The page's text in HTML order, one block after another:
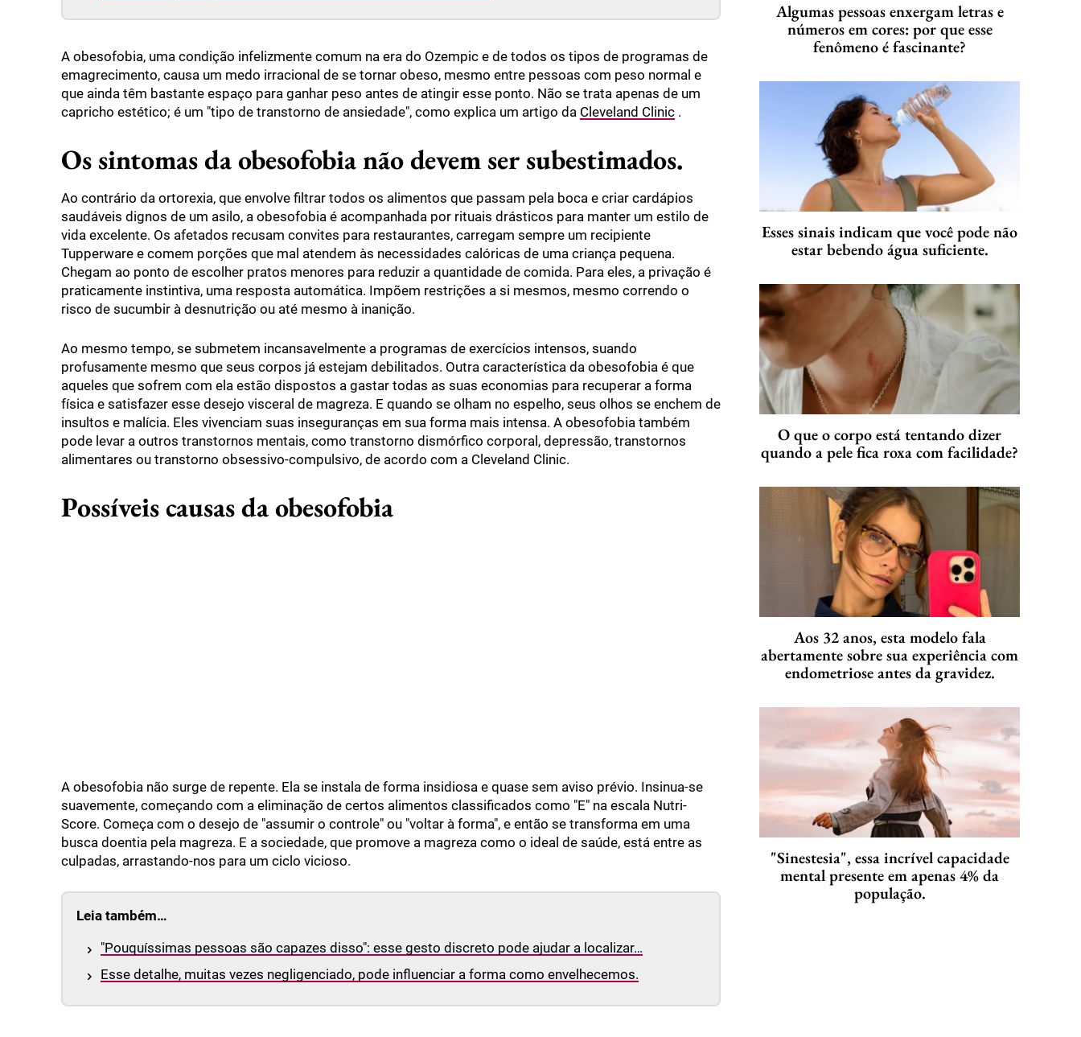
A obesofobia, uma condição infelizmente comum na era do Ozempic e de todos os tipos de programas de
emagrecimento, causa um medo irracional de se tornar obeso, mesmo entre pessoas com peso normal e
que ainda têm bastante espaço para ganhar peso antes de atingir esse ponto. Não se trata apenas de um
capricho estético; é um "tipo de transtorno de ansiedade", como explica um artigo da Cleveland Clinic .
Os sintomas da obesofobia não devem ser subestimados.
Ao contrário da ortorexia, que envolve filtrar todos os alimentos que passam pela boca e criar cardápios
saudáveis dignos de um asilo, a obesofobia é acompanhada por rituais drásticos para manter um estilo de
vida excelente. Os afetados recusam convites para restaurantes, carregam sempre um recipiente
Tupperware e comem porções que mal atendem às necessidades calóricas de uma criança pequena.
Chegam ao ponto de escolher pratos menores para reduzir a quantidade de comida. Para eles, a privação é
praticamente instintiva, uma resposta automática. Impõem restrições a si mesmos, mesmo correndo o
risco de sucumbir à desnutrição ou até mesmo à inanição.
Ao mesmo tempo, se submetem incansavelmente a programas de exercícios intensos, suando
profusamente mesmo que seus corpos já estejam debilitados. Outra característica da obesofobia é que
aqueles que sofrem com ela estão dispostos a gastar todas as suas economias para recuperar a forma
física e satisfazer esse desejo visceral de magreza. E quando se olham no espelho, seus olhos se enchem de
insultos e malícia. Eles vivenciam suas inseguranças em sua forma mais intensa. A obesofobia também
pode levar a outros transtornos mentais, como transtorno dismórfico corporal, depressão, transtornos
alimentares ou transtorno obsessivo-compulsivo, de acordo com a Cleveland Clinic.
Possíveis causas da obesofobia
A obesofobia não surge de repente. Ela se instala de forma insidiosa e quase sem aviso prévio. Insinua-se
suavemente, começando com a eliminação de certos alimentos classificados como "E" na escala Nutri-
Score. Começa com o desejo de "assumir o controle" ou "voltar à forma", e então se transforma em uma
busca doentia pela magreza. E a sociedade, que promove a magreza como o ideal de saúde, está entre as
culpadas, arrastando-nos para um ciclo vicioso.
Leia também…
"Pouquíssimas pessoas são capazes disso": esse gesto discreto pode ajudar a localizar…
Esse detalhe, muitas vezes negligenciado, pode influenciar a forma como envelhecemos.
Algumas pessoas enxergam letras e
números em cores: por que esse
fenômeno é fascinante?
Esses sinais indicam que você pode não
estar bebendo água suficiente.
O que o corpo está tentando dizer
quando a pele fica roxa com facilidade?
Aos 32 anos, esta modelo fala
abertamente sobre sua experiência com
endometriose antes da gravidez.
"Sinestesia", essa incrível capacidade
mental presente em apenas 4% da
população.